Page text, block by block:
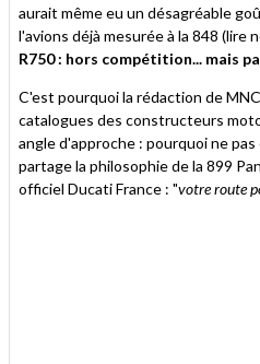
aurait même eu un désagréable
l'avions déjà mesurée à la 848 (lire
R750 : hors compétition... mais
C'est pourquoi la rédaction de
catalogues des constructeurs
angle d'approche : pourquoi ne
partage la philosophie de la 899
officiel Ducati France : "votre route